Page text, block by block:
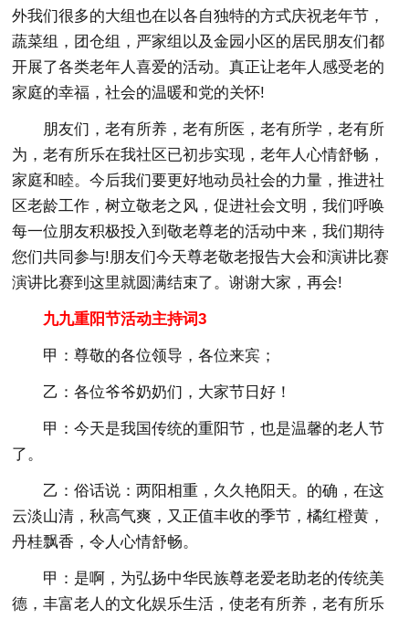
外我们很多的大组也在以各自独特的方式庆祝老年节，
蔬菜组，团仓组，严家组以及金园小区的居民朋友们都
开展了各类老年人喜爱的活动。真正让老年人感受老的
家庭的幸福，社会的温暖和党的关怀!
朋友们，老有所养，老有所医，老有所学，老有所
为，老有所乐在我社区已初步实现，老年人心情舒畅，
家庭和睦。今后我们要更好地动员社会的力量，推进社
区老龄工作，树立敬老之风，促进社会文明，我们呼唤
每一位朋友积极投入到敬老尊老的活动中来，我们期待
您们共同参与!朋友们今天尊老敬老报告大会和演讲比赛
演讲比赛到这里就圆满结束了。谢谢大家，再会!
九九重阳节活动主持词3
甲：尊敬的各位领导，各位来宾；
乙：各位爷爷奶奶们，大家节日好！
甲：今天是我国传统的重阳节，也是温馨的老人节
了。
乙：俗话说：两阳相重，久久艳阳天。的确，在这
云淡山清，秋高气爽，又正值丰收的季节，橘红橙黄，
丹桂飘香，令人心情舒畅。
甲：是啊，为弘扬中华民族尊老爱老助老的传统美
德，丰富老人的文化娱乐生活，使老有所养，老有所乐